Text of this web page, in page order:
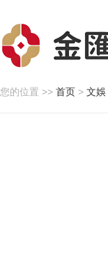
您的位置 >> 首页 > 文娛